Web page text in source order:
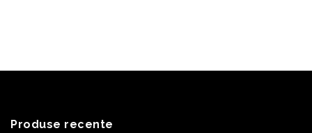
Produse recente